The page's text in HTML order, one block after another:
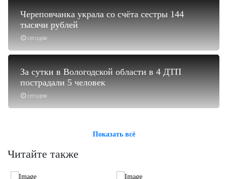
сегодня
Череповчанка украла со счёта сестры 144
тысячи рублей
сегодня
За сутки в Вологодской области в 4 ДТП
пострадали 5 человек
Показать всё
Читайте также